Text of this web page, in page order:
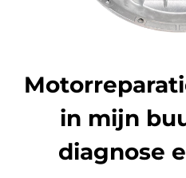
in mijn
diagnose